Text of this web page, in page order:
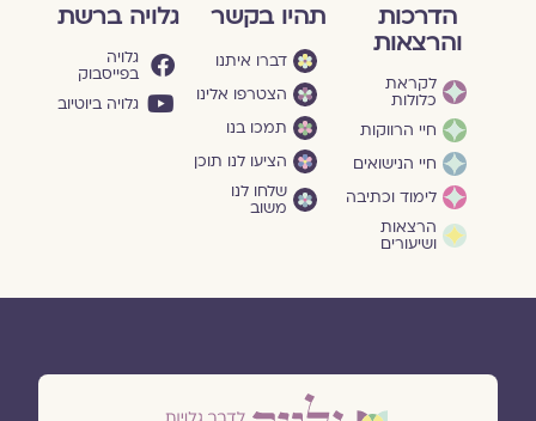
הדרכות
והרצאות
לקראת
כלולות
חיי הרווקות
חיי הנישואים
לימוד וכתיבה
הרצאות
ושיעורים
תהיו בקשר
דברו איתנו
הצטרפו אלינו
תמכו בנו
הציעו לנו תוכן
שלחו לנו
משוב
גלויה ברשת
גלויה
בפייסבוק
גלויה ביוטיוב